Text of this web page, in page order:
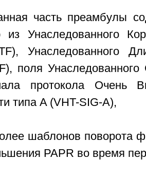
часть преамбулы
Унаследованного
Унаследованного
поля
протокола Очень
типа A (VHT-SIG-A),
шаблонов поворота
PAPR во время